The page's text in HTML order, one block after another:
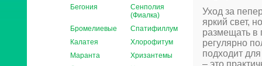
Бегония
Сенполия
(Фиалка)
Бромелиевые
Спатифиллум
Калатея
Хлорофитум
Маранта
Хризантемы
Уход за
яркий свет,
размещать в
регулярно
подходит
– это